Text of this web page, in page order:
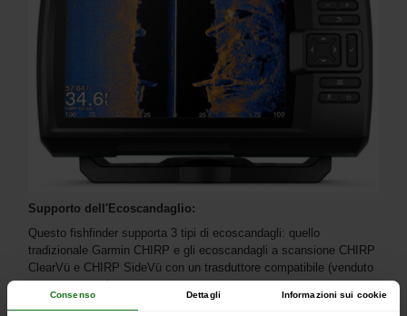
Consenso Dettagli Informazioni sui cookie
Supporto dell'Ecoscandaglio:
Questo fishfinder supporta 3 tipi di ecoscandagli: quello
tradizionale Garmin CHIRP e gli ecoscandagli a scansione CHIRP
ClearVü e CHIRP SideVü con un trasduttore compatibile (venduto
separatamente)..